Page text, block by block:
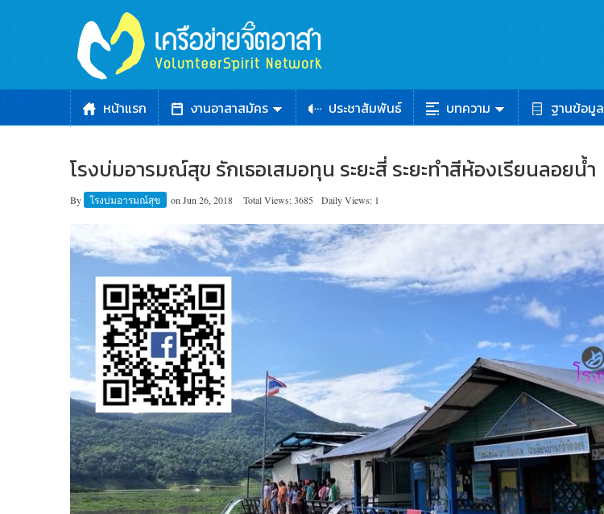
หน้าแรก งานอาสาสมัคร ประชาสัมพันธ์ บทความ ฐานข้อมูล
โรงบ่มอารมณ์สุข รักเธอเสมอทุน ระยะสี่ ระยะทำสีห้องเรียนลอยน้ำ
By โรงบ่มอารมณ์สุข on Jun 26, 2018 Total Views: 3685 Daily Views: 1